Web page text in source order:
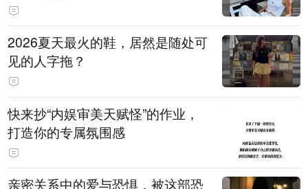
2026夏天最火的鞋，居然是随处可
见的人字拖？
快来抄“内娱审美天赋怪”的作业，
打造你的专属氛围感
亲密关系中的爱与恐惧，被这部恐